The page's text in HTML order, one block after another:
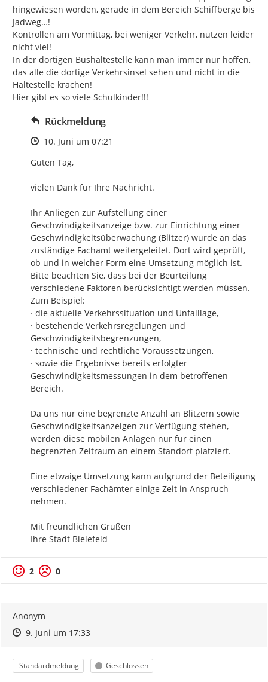
hingewiesen worden, gerade in dem Bereich Schiffberge bis
Jadweg…!
Kontrollen am Vormittag, bei weniger Verkehr, nutzen leider
nicht viel!
In der dortigen Bushaltestelle kann man immer nur hoffen,
das alle die dortige Verkehrsinsel sehen und nicht in die
Haltestelle krachen!
Hier gibt es so viele Schulkinder!!!
Rückmeldung
Zeitpunkt des Erstellens
10. Juni um 07:21
Guten Tag,
vielen Dank für Ihre Nachricht.
Ihr Anliegen zur Aufstellung einer
Geschwindigkeitsanzeige bzw. zur Einrichtung einer
Geschwindigkeitsüberwachung (Blitzer) wurde an das
zuständige Fachamt weitergeleitet. Dort wird geprüft,
ob und in welcher Form eine Umsetzung möglich ist.
Bitte beachten Sie, dass bei der Beurteilung
verschiedene Faktoren berücksichtigt werden müssen.
Zum Beispiel:
· die aktuelle Verkehrssituation und Unfalllage,
· bestehende Verkehrsregelungen und
Geschwindigkeitsbegrenzungen,
· technische und rechtliche Voraussetzungen,
· sowie die Ergebnisse bereits erfolgter
Geschwindigkeitsmessungen in dem betroffenen
Bereich.
Da uns nur eine begrenzte Anzahl an Blitzern sowie
Geschwindigkeitsanzeigen zur Verfügung stehen,
werden diese mobilen Anlagen nur für einen
begrenzten Zeitraum an einem Standort platziert.
Eine etwaige Umsetzung kann aufgrund der Beteiligung
verschiedener Fachämter einige Zeit in Anspruch
nehmen.
Mit freundlichen Grüßen
Ihre Stadt Bielefeld
2 0
Anonym
Zeitpunkt des Erstellens
Zeitpunkt des Erstellens
9. Juni um 17:33Zur Äußerung
Kategorie
Standardmeldung Status
Geschlossen